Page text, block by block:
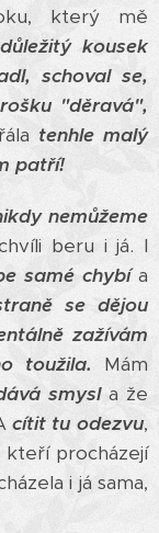
který mě
kousek
schoval se,
"děravá",
tenhle malý
patří!
nemůžeme
beru i já. I
samé chybí a
se dějou
zažívám
toužila. Mám
smysl a že
cítit tu odezvu,
procházejí
i já sama,